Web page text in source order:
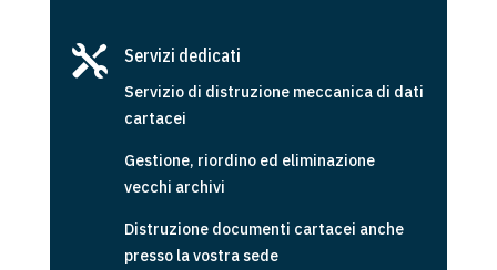
 Servizi dedicati
Servizio di distruzione meccanica di dati
cartacei
Gestione, riordino ed eliminazione
vecchi archivi
Distruzione documenti cartacei anche
presso la vostra sede